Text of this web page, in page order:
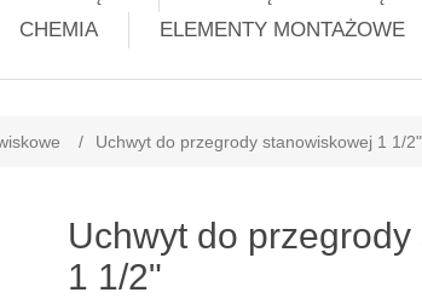
CHEMIA ELEMENTY MONTAŻOWE
/ Uchwyt do przegrody stanowiskowej 1 1/2"
Uchwyt do
1 1/2"